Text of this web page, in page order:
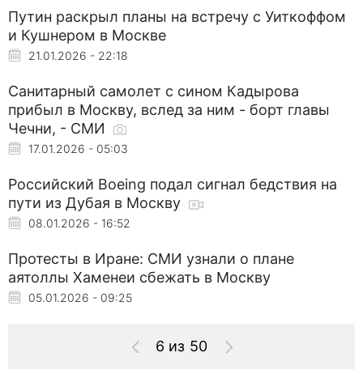
Путин раскрыл планы на встречу с Уиткоффом
и Кушнером в Москве
21.01.2026 - 22:18
Санитарный самолет с сином Кадырова
прибыл в Москву, вслед за ним - борт главы
Чечни, - СМИ
17.01.2026 - 05:03
Российский Boeing подал сигнал бедствия на
пути из Дубая в Москву
08.01.2026 - 16:52
Протесты в Иране: СМИ узнали о плане
аятоллы Хаменеи сбежать в Москву
05.01.2026 - 09:25
6 из 50